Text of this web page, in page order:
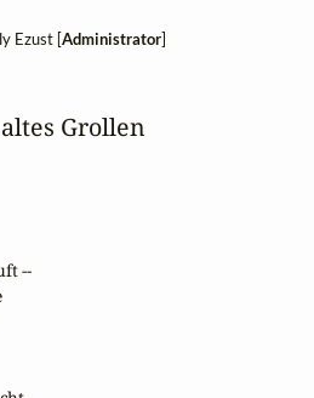
Ezust [Administrator]
altes Grollen
--